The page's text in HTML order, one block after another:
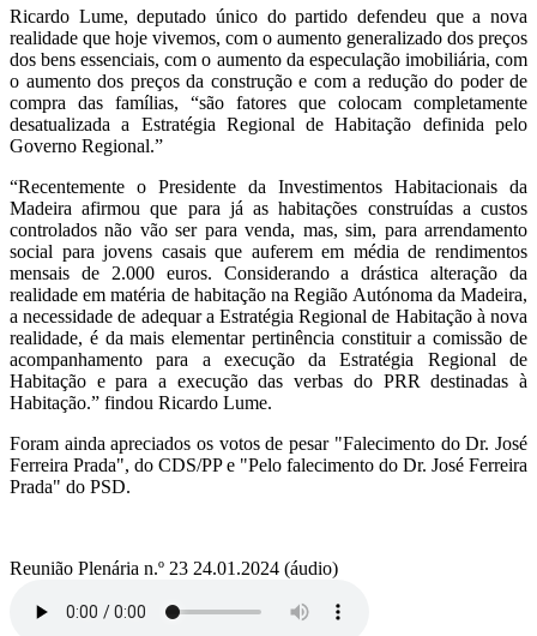
Ricardo Lume, deputado único do partido defendeu que a nova
realidade que hoje vivemos, com o aumento generalizado dos preços
dos bens essenciais, com o aumento da especulação imobiliária, com
o aumento dos preços da construção e com a redução do poder de
compra das famílias, “são fatores que colocam completamente
desatualizada a Estratégia Regional de Habitação definida pelo
Governo Regional.”
“Recentemente o Presidente da Investimentos Habitacionais da
Madeira afirmou que para já as habitações construídas a custos
controlados não vão ser para venda, mas, sim, para arrendamento
social para jovens casais que auferem em média de rendimentos
mensais de 2.000 euros. Considerando a drástica alteração da
realidade em matéria de habitação na Região Autónoma da Madeira,
a necessidade de adequar a Estratégia Regional de Habitação à nova
realidade, é da mais elementar pertinência constituir a comissão de
acompanhamento para a execução da Estratégia Regional de
Habitação e para a execução das verbas do PRR destinadas à
Habitação.” findou Ricardo Lume.
Foram ainda apreciados os votos de pesar "Falecimento do Dr. José
Ferreira Prada", do CDS/PP e "Pelo falecimento do Dr. José Ferreira
Prada" do PSD.
Reunião Plenária n.º 23 24.01.2024 (áudio)